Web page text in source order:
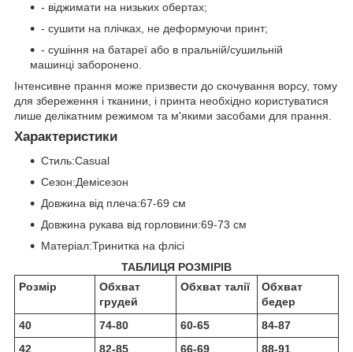
- віджимати на низьких обертах;
- сушити на плічках, не деформуючи принт;
- сушіння на батареї або в пральній/сушильній
машинці заборонено.
Інтенсивне прання може призвести до скочування ворсу, тому
для збереження і тканини, і принта необхідно користуватися
лише делікатним режимом та м'якими засобами для прання.
Характеристики
Стиль:Casual
Сезон:Демісезон
Довжина від плеча:67-69 см
Довжина рукава від горловини:69-73 см
Матеріал:Тринитка на флісі
ТАБЛИЦЯ РОЗМІРІВ
Розмір
Обхват
грудей
Обхват талії
Обхват
бедер
40
74-80 60-65
84-87
42
82-85 66-69 88-91